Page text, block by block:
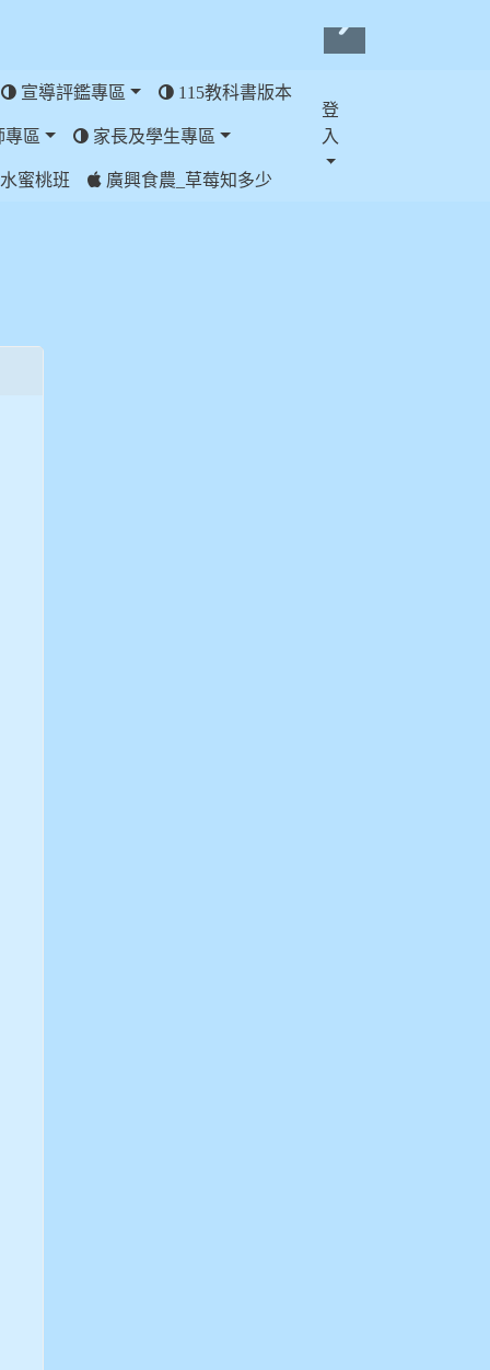
宣導評鑑專區 115教科書版本
專區 家長及學生專區
蜜桃班 廣興食農_草莓知多少
登
入